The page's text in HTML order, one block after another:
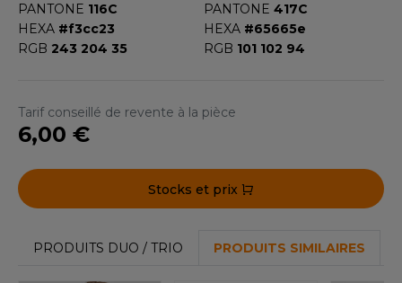
PANTONE 116C
HEXA #f3cc23
RGB 243 204 35
PANTONE 417C
HEXA #65665e
RGB 101 102 94
Tarif conseillé de revente à la pièce
6,00 €
Stocks et prix
PRODUITS DUO / TRIO PRODUITS SIMILAIRES